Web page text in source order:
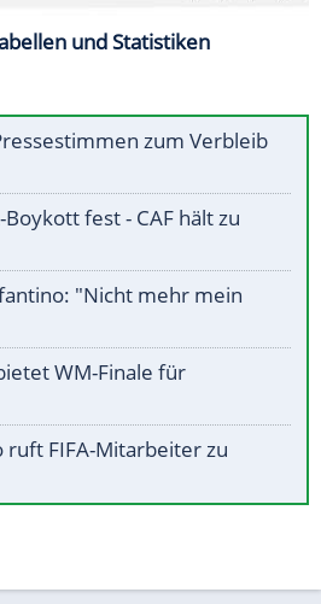
und Statistiken
zum Verbleib
Boykott fest - CAF hält zu
"Nicht mehr mein
WM-Finale für
FIFA-Mitarbeiter zu